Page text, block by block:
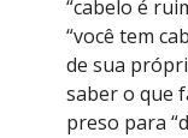
“cabelo é
“você tem
de sua
saber o que
preso para